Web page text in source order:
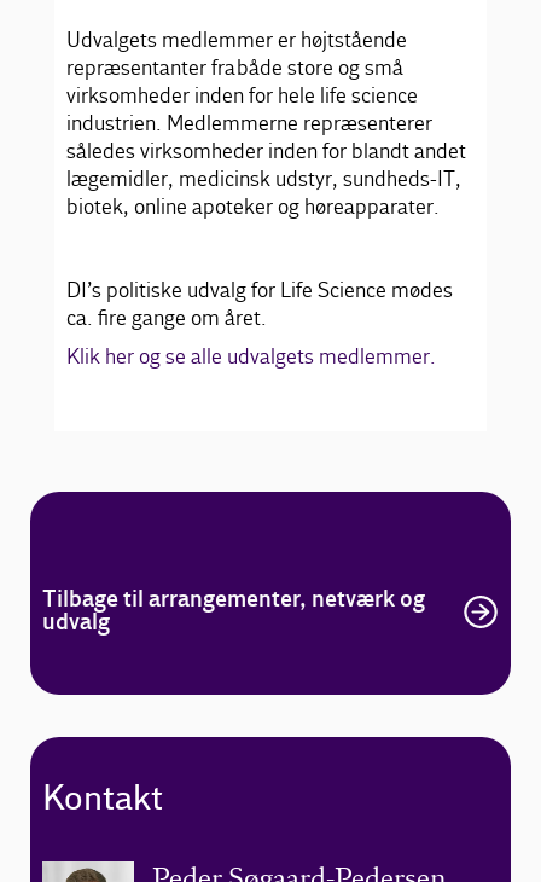
Udvalgets medlemmer er højtstående
repræsentanter fra både store og små
virksomheder inden for hele life science
industrien. Medlemmerne repræsenterer
således virksomheder inden for blandt andet
lægemidler, medicinsk udstyr, sundheds-IT,
biotek, online apoteker og høreapparater.
DI’s politiske udvalg for Life Science mødes
ca. fire gange om året.
Klik her og se alle udvalgets medlemmer.
Tilbage til arrangementer, netværk og
udvalg
Kontakt